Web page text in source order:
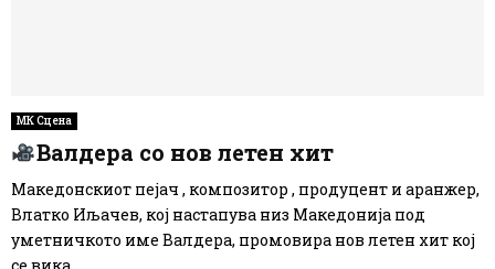
МК Сцена
Валдера со нов летен хит
Македонскиот пејач , композитор , продуцент и аранжер,
Влатко Иљачев, кој настапува низ Македонија под
уметничкото име Валдера, промовира нов летен хит кој